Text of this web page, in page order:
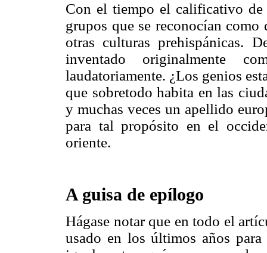
Con el tiempo el calificativo
grupos que se reconocían
otras culturas prehispánicas.
inventado originalmente
laudatoriamente. ¿Los genios
que sobretodo habita en las
y muchas veces un apellido
para tal propósito en el
oriente.
A guisa de epílogo
Hágase notar que en todo el
usado en los últimos años